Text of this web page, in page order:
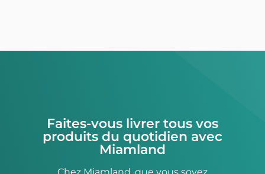
Faites-vous livrer tous vos
produits du quotidien avec
Miamland
Chez Miamland, que vous soyez